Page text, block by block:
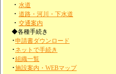
・ 水道
・ 道路・河川・下水道
・ 交通案内
◆各種手続き
･申請書ダウンロード
･ ネットで手続き
･組織一覧
･施設案内・WEBマップ